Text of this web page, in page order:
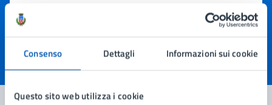
Consenso Dettagli Informazioni sui cookie
Questo sito web utilizza i cookie
Quanto sono chiare le informazioni su questa
pagina?
Valuta 4 stelle su 5
Valuta 3 stelle su 5
Valuta 2 stelle su 5
Valuta 1 stelle su 5